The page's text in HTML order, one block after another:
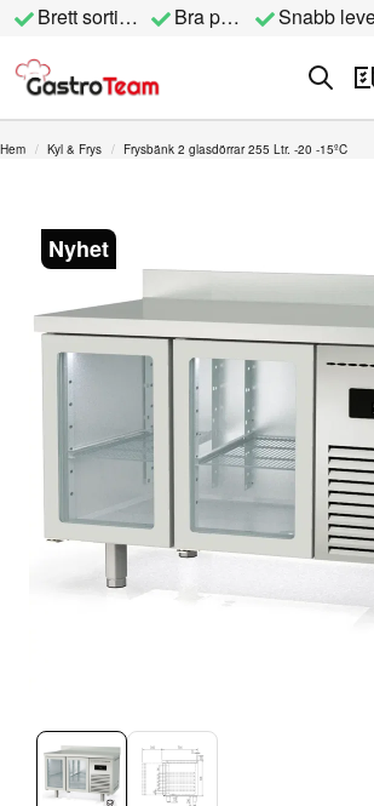
Brett sortiment Bra priser Snabb
Hem Kyl & Frys Frysbänk 2 glasdörrar 255 Ltr. -20 -15ºC
Nyhet